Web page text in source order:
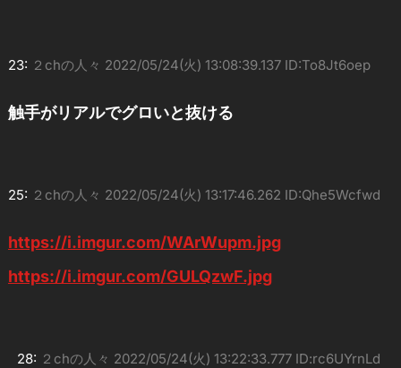
23: ２chの人々 2022/05/24(火) 13:08:39.137 ID:To8Jt6oep
触手がリアルでグロいと抜ける
25: ２chの人々 2022/05/24(火) 13:17:46.262 ID:Qhe5Wcfwd
https://i.imgur.com/WArWupm.jpg
https://i.imgur.com/GULQzwF.jpg
28: ２chの人々 2022/05/24(火) 13:22:33.777 ID:rc6UYrnLd